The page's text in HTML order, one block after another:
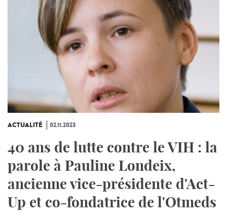
ACTUALITÉ 02.11.2023
40 ans de lutte contre le VIH : la
parole à Pauline Londeix,
ancienne vice-présidente d'Act-
Up et co-fondatrice de l'Otmeds